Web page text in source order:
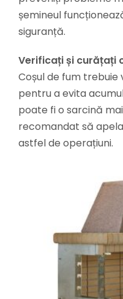
șemineul
siguranță.
Verificați și curățați
Coșul de fum
pentru a evita
poate fi o sarcină
recomandat să
astfel de operațiuni.